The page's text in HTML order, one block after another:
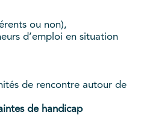
ou non),
d’emploi en situation
de rencontre autour de
de handicap